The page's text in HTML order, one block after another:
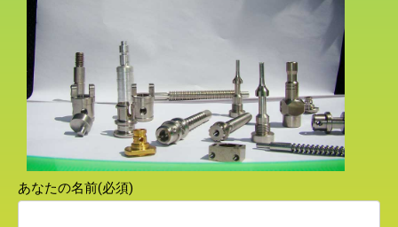
あなたの名前(必須)